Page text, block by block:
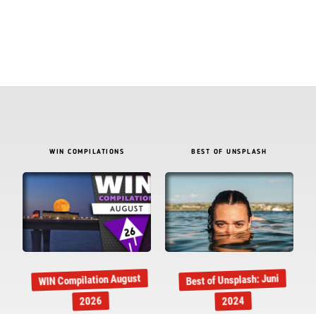
WIN COMPILATIONS
WIN Compilation August
2026
BEST OF UNSPLASH
Best of Unsplash: Juni
2024